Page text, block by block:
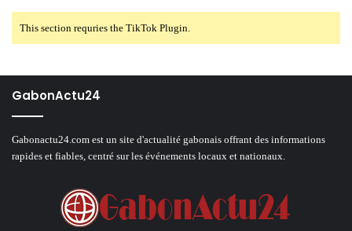
This section requries the TikTok Plugin.
GabonActu24
Gabonactu24.com est un site d'actualité gabonais offrant des informations
rapides et fiables, centré sur les événements locaux et nationaux.